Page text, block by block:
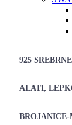
925
ALATI,